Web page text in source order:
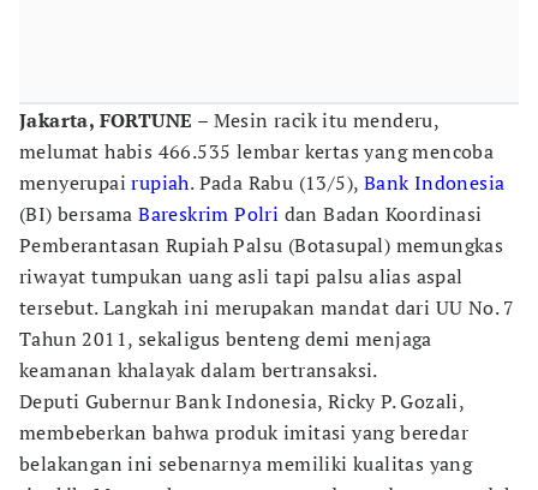
Jakarta, FORTUNE – Mesin racik itu menderu,
melumat habis 466.535 lembar kertas yang mencoba
menyerupairupiah. Pada Rabu (13/5), Bank Indonesia
(BI) bersamaBareskrim Polri dan Badan Koordinasi
Pemberantasan Rupiah Palsu (Botasupal) memungkas
riwayat tumpukan uang asli tapi palsu alias aspal
tersebut. Langkah ini merupakan mandat dari UU No. 7
Tahun 2011, sekaligus benteng demi menjaga
keamanan khalayak dalam bertransaksi.
Deputi Gubernur Bank Indonesia, Ricky P. Gozali,
membeberkan bahwa produk imitasi yang beredar
belakangan ini sebenarnya memiliki kualitas yang